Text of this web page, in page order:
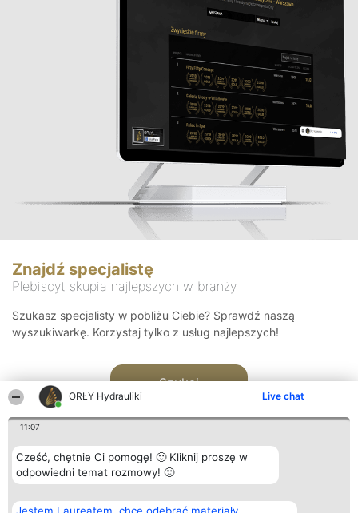
ORŁY Hydrauliki Live chat
11:07
Cześć, chętnie Ci pomogę! 🙂 Kliknij proszę w
odpowiedni temat rozmowy! 🙂
Znajdź specjalistę
Plebiscyt skupia najlepszych w branży
Szukasz specjalisty w pobliżu Ciebie? Sprawdź naszą
wyszukiwarkę. Korzystaj tylko z usług najlepszych!
Szukaj
Organizator plebiscytu Plebiscyt Kontakt